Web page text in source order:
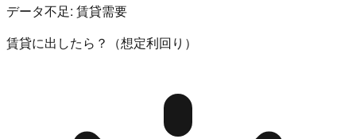
データ不足: 賃貸需要
賃貸に出したら？（想定利回り）